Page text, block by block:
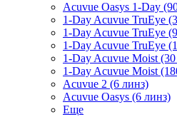
Acuvue Oasys 1-Day
1-Day Acuvue TruEye
1-Day Acuvue TruEye
1-Day Acuvue TruEye
1-Day Acuvue Moist
1-Day Acuvue Moist
Acuvue 2 (6 линз)
Acuvue Oasys (6 линз)
Еще